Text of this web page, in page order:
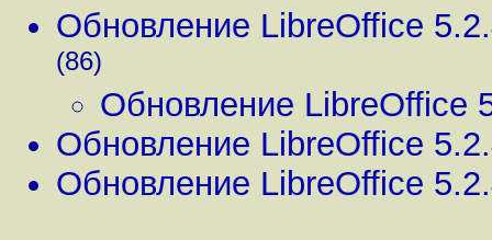
Обновление LibreOffice
(86)
Обновление LibreOffice
Обновление LibreOffice
Обновление LibreOffice